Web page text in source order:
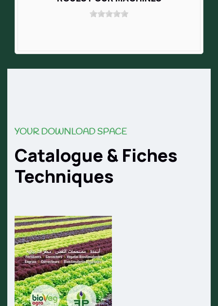
YOUR DOWNLOAD SPACE
Catalogue & Fiches
Techniques